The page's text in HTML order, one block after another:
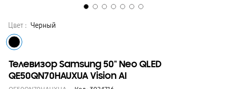
Цвет : Черный
Телевизор Samsung 50" Neo QLED
QE50QN70HAUXUA Vision AI